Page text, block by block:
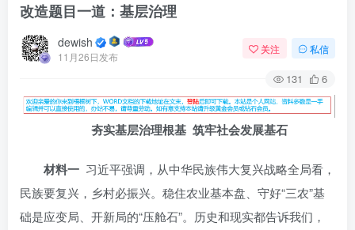
改造题目一道：基层治理
dewish
11月26日发布
关注 私信
131 6
夯实基层治理根基 筑牢社会发展基石
材料一 习近平强调，从中华民族伟大复兴战略全局看，
民族要复兴，乡村必振兴。稳住农业基本盘、守好“三农”基
础是应变局、开新局的“压舱石”。历史和现实都告诉我们，